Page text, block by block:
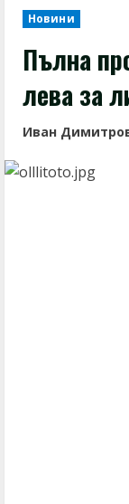
Новини
Пълна
лева за
Иван